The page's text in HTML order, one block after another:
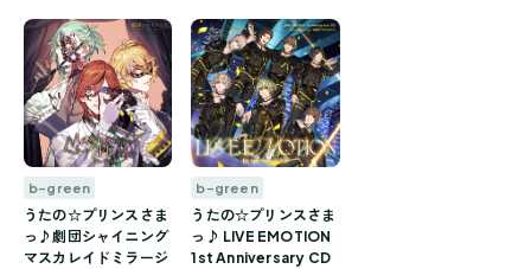
b-green
うたの☆プリンスさま
っ♪劇団シャイニング
マスカレイドミラージ
b-green
うたの☆プリンスさま
っ♪ LIVE EMOTION
1st Anniversary CD